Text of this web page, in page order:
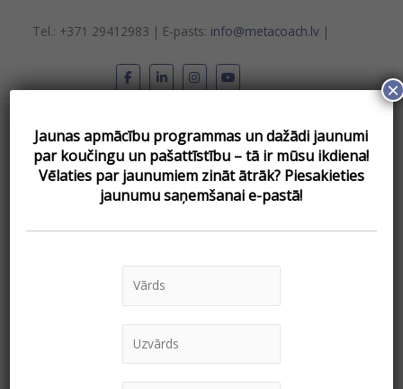
Tel.: +371 29412983 | E-pasts: info@metacoach.lv|
Main
Menu
« Visi Pasākumi
This event has passed.
Bezmaksas vebinārs “Kas
patiesībā ir transformāciju
Jaunas apmācību programmas un dažādi jaunumi
par koučingu un pašattīstību – tā ir mūsu ikdiena!
Vēlаties par jaunumiem zināt ātrāk? Piesakieties
jaunumu saņemšanai e-pastā!
×